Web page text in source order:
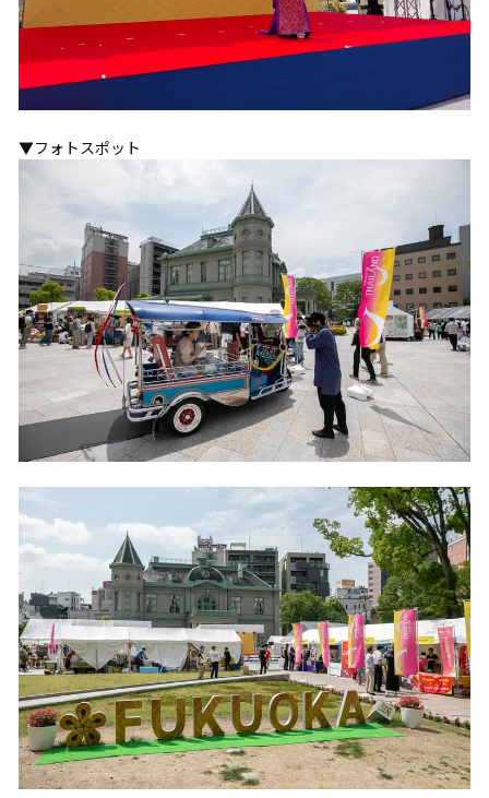
▼フォトスポット